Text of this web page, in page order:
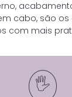
cabo, são os
com mais
🖐️